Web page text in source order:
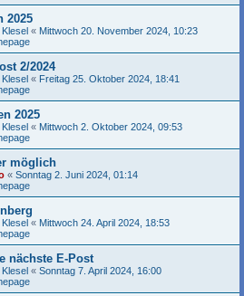
2025
Klesel « Mittwoch 20. November 2024, 10:23
2/2024
Klesel « Freitag 25. Oktober 2024, 18:41
2025
Klesel « Mittwoch 2. Oktober 2024, 09:53
möglich
« Sonntag 2. Juni 2024, 01:14
Klesel « Mittwoch 24. April 2024, 18:53
nächste E-Post
Klesel « Sonntag 7. April 2024, 16:00